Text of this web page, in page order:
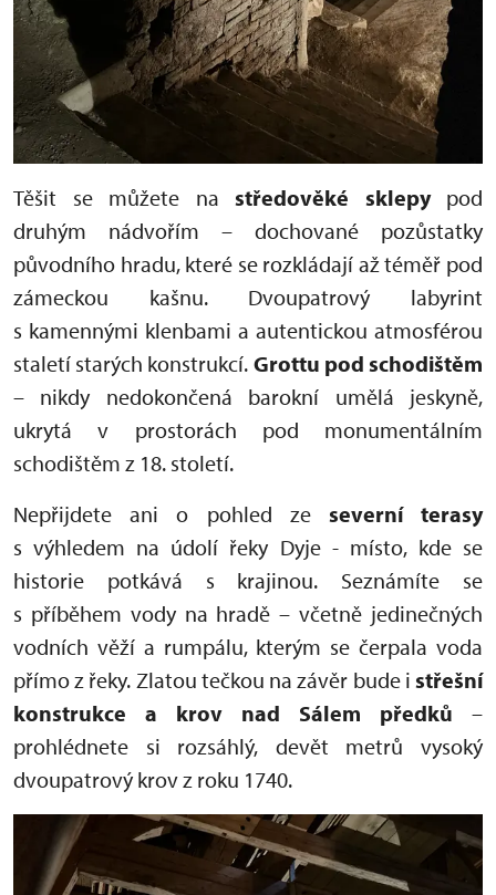
Těšit se můžete na středověké sklepypod
druhým nádvořím – dochované pozůstatky
původního hradu, které se rozkládají až téměř pod
zámeckou kašnu. Dvoupatrový labyrint
s kamennými klenbami a autentickou atmosférou
staletí starých konstrukcí. Grottu pod schodištěm
– nikdy nedokončená barokní umělá jeskyně,
ukrytá v prostorách pod monumentálním
schodištěm z 18. století.
Nepřijdete ani o pohled ze severní terasy
s výhledem na údolí řeky Dyje - místo, kde se
historie potkává s krajinou. Seznámíte se
s příběhem vody na hradě – včetně jedinečných
vodních věží a rumpálu, kterým se čerpala voda
přímo z řeky. Zlatou tečkou na závěr bude i střešní
konstrukce a krov nad Sálem předků –
prohlédnete si rozsáhlý, devět metrů vysoký
dvoupatrový krov z roku 1740.